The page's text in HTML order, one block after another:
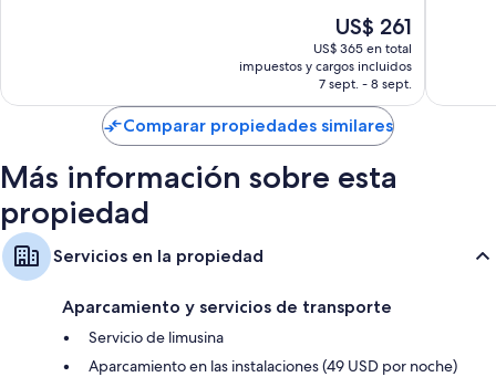
El
precio
actual
es
de
US$ 261
US$ 261
US$ 365 en total
impuestos y cargos incluidos
7 sept. - 8 sept.
Comparar propiedades similares
Más información sobre esta
propiedad
Servicios en la propiedad
Aparcamiento y servicios de transporte
Servicio de limusina
Aparcamiento en las instalaciones (49 USD por noche)